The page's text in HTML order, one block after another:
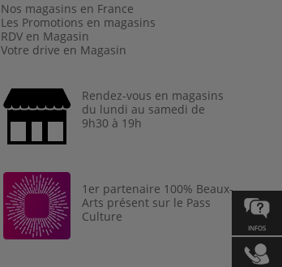
INFOS
Nos magasins en France
Les Promotions en magasins
RDV en Magasin
Votre drive en Magasin
Rendez-vous en magasins
du lundi au samedi de
9h30 à 19h
1er partenaire 100% Beaux-
Arts présent sur le Pass
Culture